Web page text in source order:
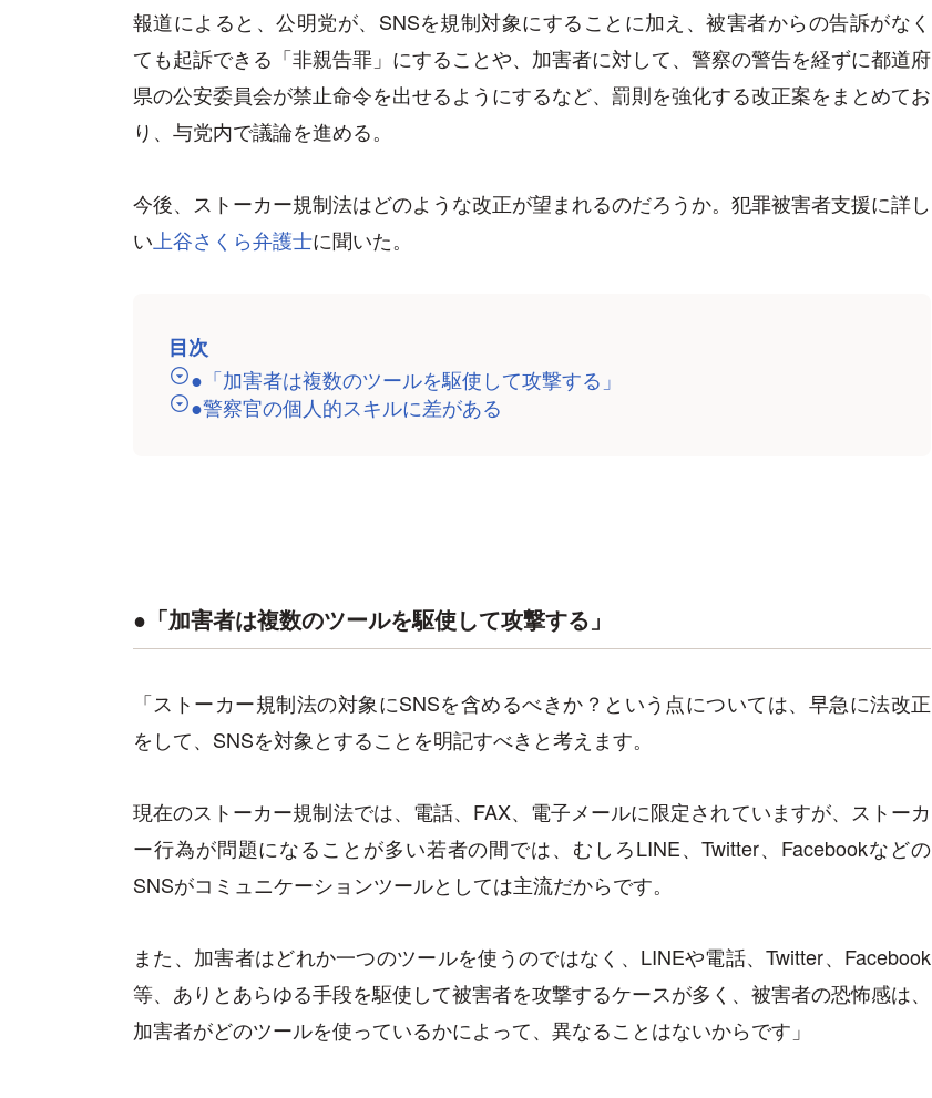
報道によると、公明党が、SNSを規制対象にすることに加え、被害者からの告訴がなく
ても起訴できる「非親告罪」にすることや、加害者に対して、警察の警告を経ずに都道府
県の公安委員会が禁止命令を出せるようにするなど、罰則を強化する改正案をまとめてお
り、与党内で議論を進める。
今後、ストーカー規制法はどのような改正が望まれるのだろうか。犯罪被害者支援に詳し
い 上谷さくら弁護士に聞いた。
目次
●「加害者は複数のツールを駆使して攻撃する」
●警察官の個人的スキルに差がある
●「加害者は複数のツールを駆使して攻撃する」
「ストーカー規制法の対象にSNSを含めるべきか？という点については、早急に法改正
をして、SNSを対象とすることを明記すべきと考えます。
現在のストーカー規制法では、電話、FAX、電子メールに限定されていますが、ストーカ
ー行為が問題になることが多い若者の間では、むしろLINE、Twitter、Facebookなどの
SNSがコミュニケーションツールとしては主流だからです。
また、加害者はどれか一つのツールを使うのではなく、LINEや電話、Twitter、Facebook
等、ありとあらゆる手段を駆使して被害者を攻撃するケースが多く、被害者の恐怖感は、
加害者がどのツールを使っているかによって、異なることはないからです」